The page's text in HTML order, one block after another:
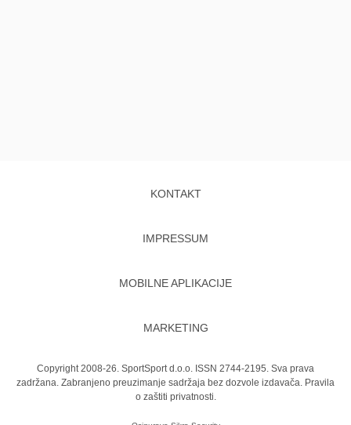
KONTAKT
IMPRESSUM
MOBILNE APLIKACIJE
MARKETING
Copyright 2008-26. SportSport d.o.o. ISSN 2744-2195. Sva prava
zadržana. Zabranjeno preuzimanje sadržaja bez dozvole izdavača. Pravila
o zaštiti privatnosti.